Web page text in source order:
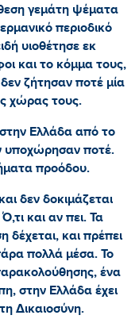
γεμάτη ψέματα
περιοδικό
υιοθέτησε εκ
και το κόμμα τους,
ζήτησαν ποτέ μία
χώρας τους.
Ελλάδα από το
υποχώρησαν ποτέ.
προόδου.
δεν δοκιμάζεται
και αν πει. Τα
και πρέπει
πολλά μέσα. Το
ένα
στην Ελλάδα έχει
Δικαιοσύνη.